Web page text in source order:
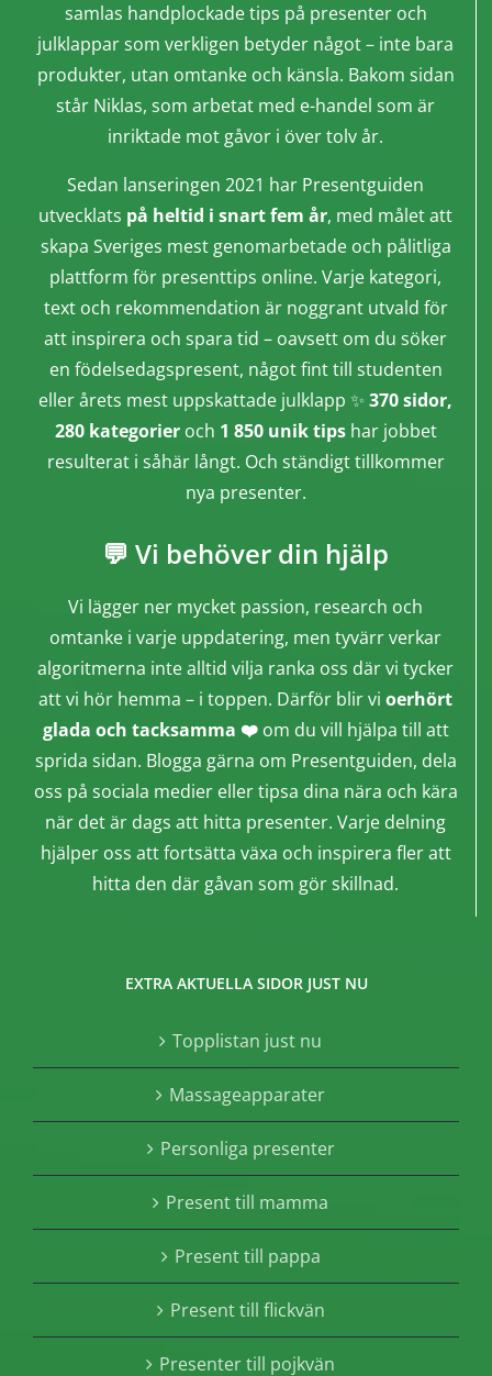
samlas handplockade tips på presenter och
julklappar som verkligen betyder något – inte bara
produkter, utan omtanke och känsla. Bakom sidan
står Niklas, som arbetat med e-handel som är
inriktade mot gåvor i över tolv år.
Sedan lanseringen 2021 har Presentguiden
utvecklats på heltid i snart fem år, med målet att
skapa Sveriges mest genomarbetade och pålitliga
plattform för presenttips online. Varje kategori,
text och rekommendation är noggrant utvald för
att inspirera och spara tid – oavsett om du söker
en födelsedagspresent, något fint till studenten
eller årets mest uppskattade julklapp ✨ 370 sidor,
280 kategorieroch 1 850 unik tipshar jobbet
resulterat i såhär långt. Och ständigt tillkommer
nya presenter.
💬 Vi behöver din hjälp
Vi lägger ner mycket passion, research och
omtanke i varje uppdatering, men tyvärr verkar
algoritmerna inte alltid vilja ranka oss där vi tycker
att vi hör hemma – i toppen. Därför blir vi oerhört
glada och tacksamma ❤️om du vill hjälpa till att
sprida sidan. Blogga gärna om Presentguiden, dela
oss på sociala medier eller tipsa dina nära och kära
när det är dags att hitta presenter. Varje delning
hjälper oss att fortsätta växa och inspirera fler att
hitta den där gåvan som gör skillnad.
EXTRA AKTUELLA SIDOR JUST NU
Topplistan just nu
Massageapparater
Personliga presenter
Present till mamma
Present till pappa
Present till flickvän
Presenter till pojkvän